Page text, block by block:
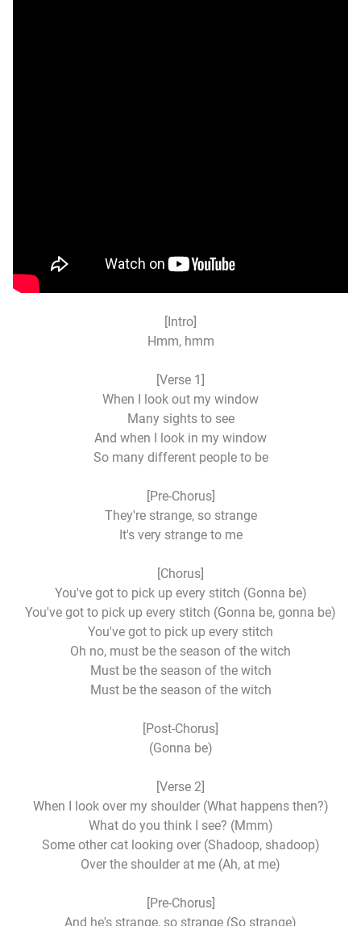
[Intro]
Hmm, hmm
[Verse 1]
When I look out my window
Many sights to see
And when I look in my window
So many different people to be
[Pre-Chorus]
They're strange, so strange
It's very strange to me
[Chorus]
You've got to pick up every stitch (Gonna be)
You've got to pick up every stitch (Gonna be, gonna be)
You've got to pick up every stitch
Oh no, must be the season of the witch
Must be the season of the witch
Must be the season of the witch
[Post-Chorus]
(Gonna be)
[Verse 2]
When I look over my shoulder (What happens then?)
What do you think I see? (Mmm)
Some other cat looking over (Shadoop, shadoop)
Over the shoulder at me (Ah, at me)
[Pre-Chorus]
And he's strange, so strange (So strange)